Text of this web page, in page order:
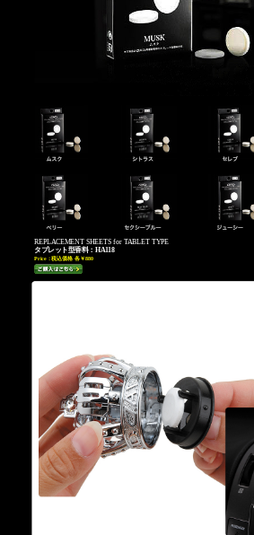
REPLACEMENT SHEETS for TABLET TYPE
タブレット型香料：HA118
Price：税込価格 各￥880